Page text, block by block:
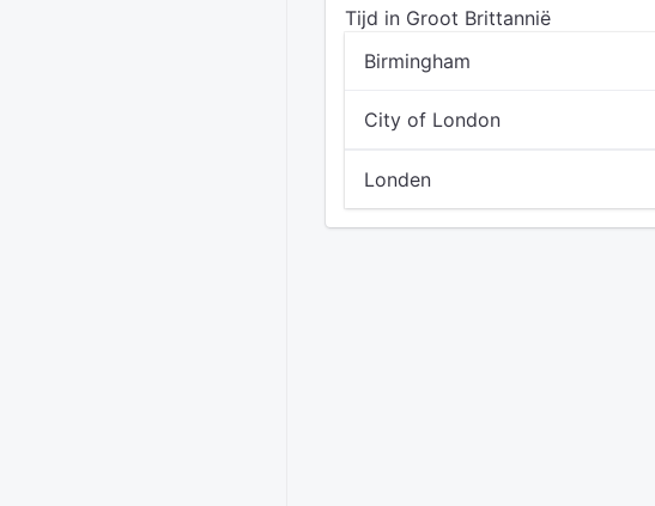
Tijd in Groot Brittannië
Birmingham
City of London
Londen